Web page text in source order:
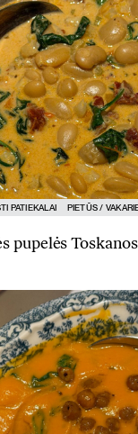
PATIEKALAI PIETŪS /
pupelės